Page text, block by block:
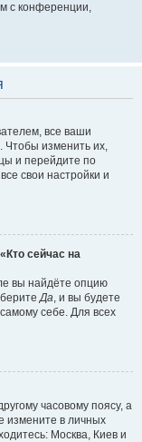
с конференции,
все ваши
Чтобы изменить их,
и перейдите по
свои настройки и
сейчас на
вы найдёте опцию
Да, и вы будете
себе. Для всех
часовому поясу, а
измените в личных
Москва, Киев и